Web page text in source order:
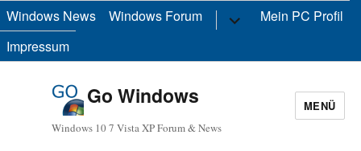
Windows News Windows Forum Untermenü
anzeigen
Mein PC Profil
Impressum
Go Windows
Windows 10 7 Vista XP Forum & News
MENÜ